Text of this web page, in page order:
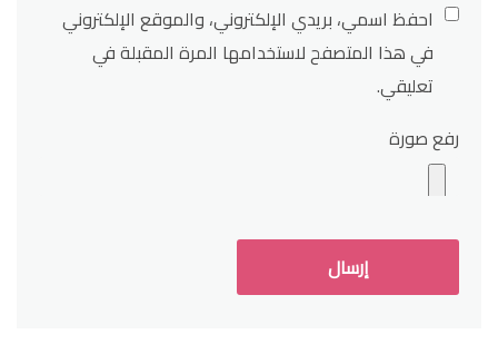
احفظ اسمي، بريدي الإلكتروني، والموقع الإلكتروني
في هذا المتصفح لاستخدامها المرة المقبلة في
تعليقي.
رفع صورة